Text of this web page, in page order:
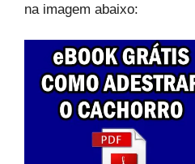
na imagem abaixo: